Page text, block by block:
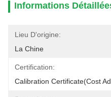
Informations
Lieu D'origine:
La Chine
Certification:
Calibration Certificate(cost